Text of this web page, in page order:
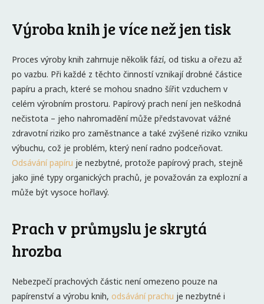
Výroba knih je více než jen tisk
Proces výroby knih zahrnuje několik fází, od tisku a ořezu až
po vazbu. Při každé z těchto činností vznikají drobné částice
papíru a prach, které se mohou snadno šířit vzduchem v
celém výrobním prostoru. Papírový prach není jen neškodná
nečistota – jeho nahromadění může představovat vážné
zdravotní riziko pro zaměstnance a také zvýšené riziko vzniku
výbuchu, což je problém, který není radno podceňovat.
Odsávání papíru je nezbytné, protože papírový prach, stejně
jako jiné typy organických prachů, je považován za explozní a
může být vysoce hořlavý.
Prach v průmyslu je skrytá
hrozba
Nebezpečí prachových částic není omezeno pouze na
papírenství a výrobu knih, odsávání prachu je nezbytné i